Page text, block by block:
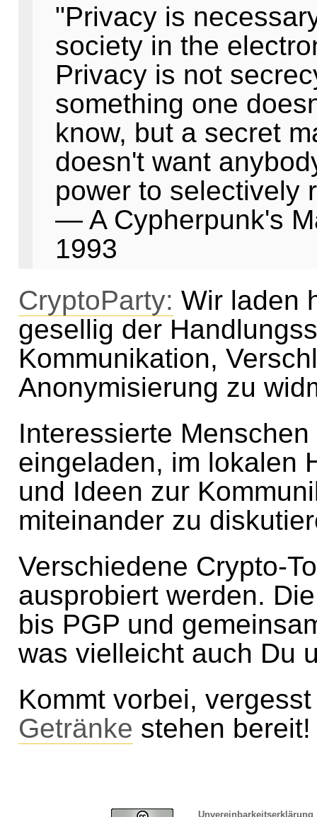
"Privacy is
society in the
Privacy is not
something one
know, but a secret
doesn't want
power to selectively
— A Cypherpunk's
1993
CryptoParty: Wir laden
gesellig der
Kommunikation,
Anonymisierung zu
Interessierte
eingeladen, im lokalen
und Ideen zur
miteinander zu
Verschiedene Crypto-
ausprobiert werden.
bis PGP und
was vielleicht auch Du
Kommt vorbei,
Getränke stehen bereit!
Unvereinbarkeitserklärung